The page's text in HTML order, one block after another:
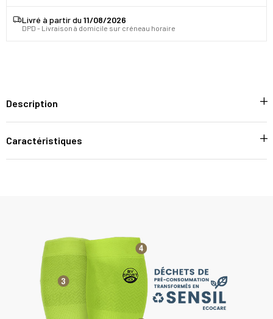
Livré à partir du 11/08/2026
DPD - Livraison à domicile sur créneau horaire
Description
Caractéristiques